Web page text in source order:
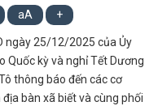
aA +
ngày 25/12/2025 của Ủy
Quốc kỳ và nghỉ Tết Dương
thông báo đến các cơ
bàn xã biết và cùng phối